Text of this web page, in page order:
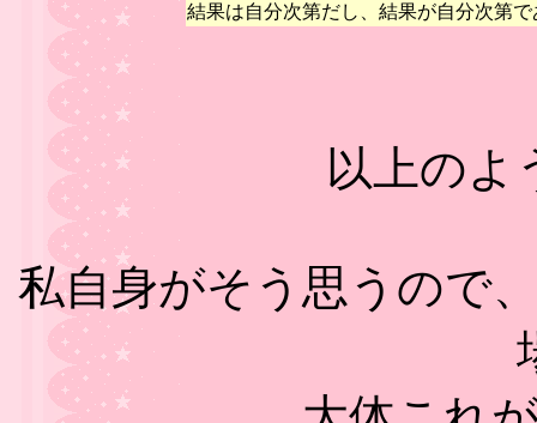
結果は自分次第だし、結果が自分次第
以上のよ
私自身がそう思うので